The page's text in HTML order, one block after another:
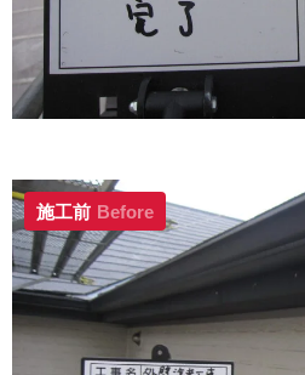
施工前 Before